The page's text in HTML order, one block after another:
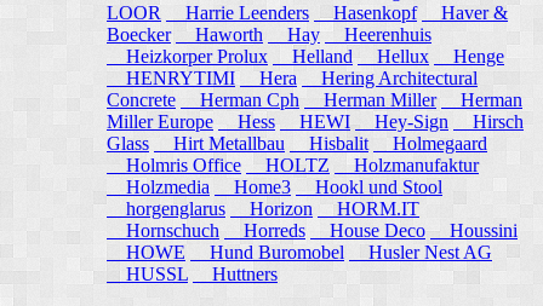
LOOR
Harrie Leenders Hasenkopf
Haver &
Boecker
Haworth Hay
Heerenhuis
Heizkorper Prolux
Helland Hellux
Henge
HENRYTIMI
Hera
Hering Architectural
Concrete
Herman Cph Herman Miller
Herman
Miller Europe
Hess HEWI Hey-Sign
Hirsch
Glass
Hirt Metallbau Hisbalit
Holmegaard
Holmris Office
HOLTZ
Holzmanufaktur
Holzmedia
Home3
Hookl und Stool
horgenglarus
Horizon
HORM.IT
Hornschuch
Horreds House Deco
Houssini
HOWE
Hund Buromobel
Husler Nest AG
HUSSL
Huttners